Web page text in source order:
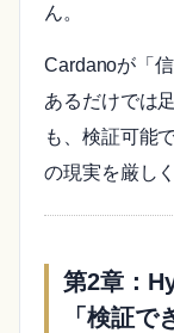
ん。
Cardanoが「
あるだけでは
も、検証可能
の現実を厳し
第2章：
「検証で